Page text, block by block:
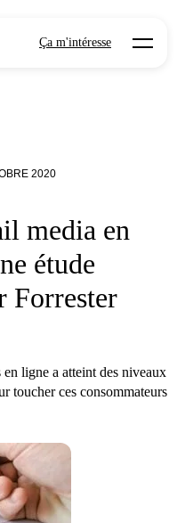
Ça m'intéresse Open
2020
media en
étude
Forrester
en ligne a atteint des niveaux
toucher ces consommateurs